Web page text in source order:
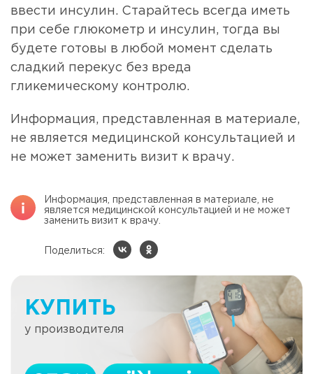
ввести инсулин. Старайтесь всегда иметь
при себе глюкометр и инсулин, тогда вы
будете готовы в любой момент сделать
сладкий перекус без вреда
гликемическому контролю.
Информация, представленная в материале,
не является медицинской консультацией и
не может заменить визит к врачу.
Информация, представленная в материале, не
является медицинской консультацией и не может
заменить визит к врачу.
Поделиться:
КУПИТЬ
у производителя